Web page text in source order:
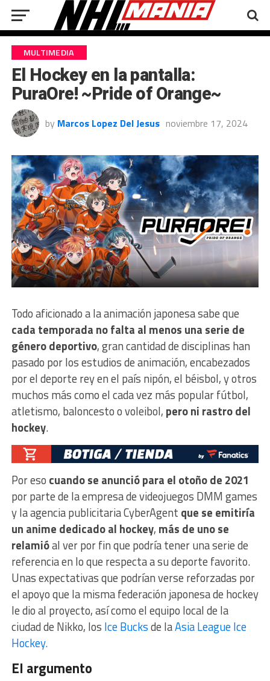
MULTIMEDIA
El Hockey en la pantalla:
PuraOre! ~Pride of Orange~
by Marcos Lopez Del Jesus noviembre 17, 2024
Todo aficionado a la animación japonesa sabe que
cada temporada no falta al menos una serie de
género deportivo, gran cantidad de disciplinas han
pasado por los estudios de animación, encabezados
por el deporte rey en el país nipón, el béisbol, y otros
muchos más como el cada vez más popular fútbol,
atletismo, baloncesto o voleibol, pero ni rastro del
hockey.
Por eso cuando se anunció para el otoño de 2021
por parte de la empresa de videojuegos DMM games
y la agencia publicitaria CyberAgent que se emitiría
un anime dedicado al hockey, más de uno se
relamióal ver por fin que podría tener una serie de
referencia en lo que respecta a su deporte favorito.
Unas expectativas que podrían verse reforzadas por
el apoyo que la misma federación japonesa de hockey
le dio al proyecto, así como el equipo local de la
ciudad de Nikko, los Ice Bucksde laAsia League Ice
Hockey.
El argumento